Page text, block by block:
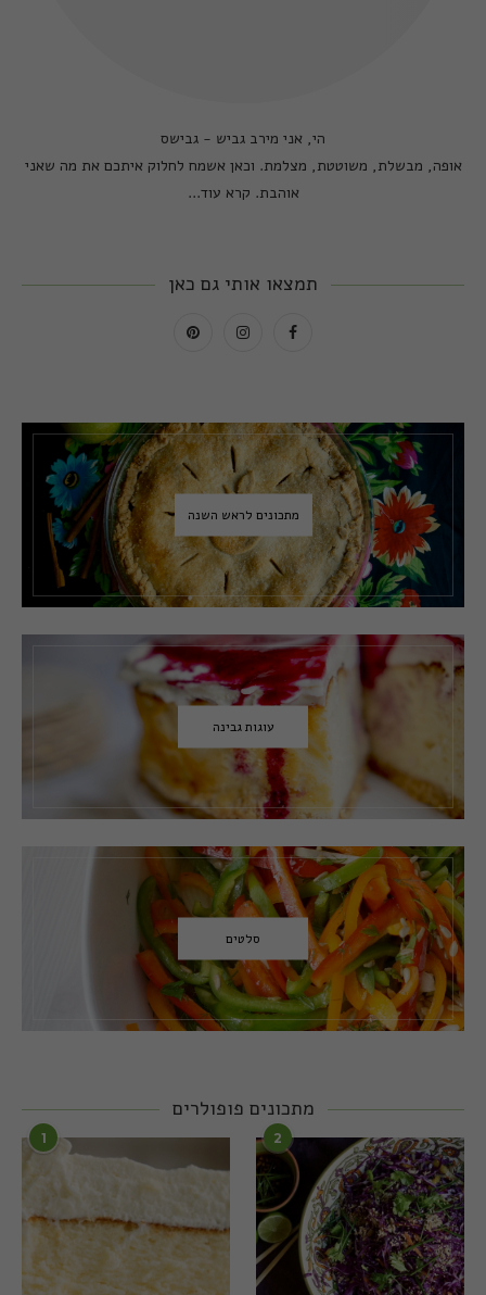
הי, אני מירב גביש - גבישס
אופה, מבשלת, משוטטת, מצלמת. וכאן אשמח לחלוק איתכם את מה שאני
אוהבת. קרא עוד...
תמצאו אותי גם כאן
מתכונים לראש השנה
עוגות גבינה
סלטים
מתכונים פופולרים
1 2